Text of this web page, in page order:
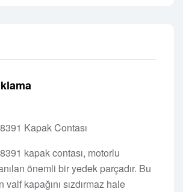
Kapak Contası
kapak contası, motorlu
önemli bir yedek parçadır. Bu
kapağını sızdırmaz hale